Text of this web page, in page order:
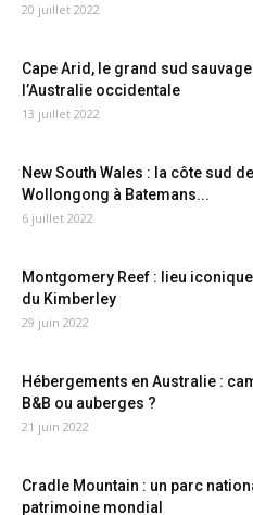
20 juillet 2022
Cape Arid, le grand sud
l’Australie occidentale
13 juillet 2022
New South Wales : la côte sud de
Wollongong à Batemans...
6 juillet 2022
Montgomery Reef : lieu
du Kimberley
29 juin 2022
Hébergements en Australie :
B&B ou auberges ?
21 juin 2022
Cradle Mountain : un parc
patrimoine mondial